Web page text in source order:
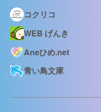
コクリコ
WEB げんき
Aneひめ.net
青い鳥文庫